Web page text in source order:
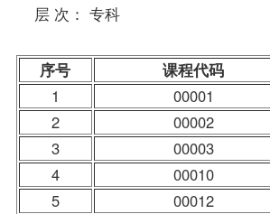
层 次： 专科
序号 课程代码
1
00001
2
00002
3
00003
4
00010
5
00012